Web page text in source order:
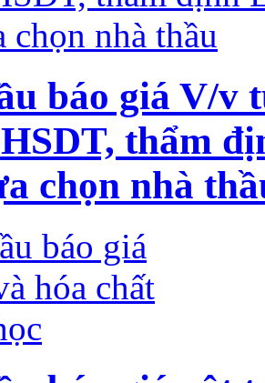
báo giá V/v
thẩm
chọn nhà